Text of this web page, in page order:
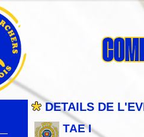
DETAILS DE
TAE I